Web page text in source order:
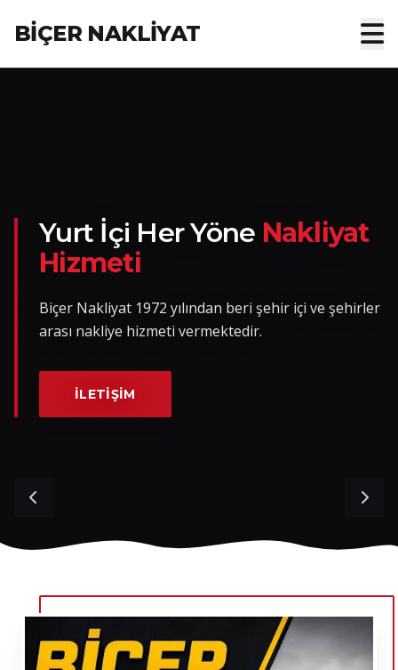
BİÇER NAKLİYAT
Nakliye Yük İlanları
Blog
İletişim
Yurt İçi Her Yöne Nakliyat
Hizmeti
Biçer Nakliyat 1972 yılından beri şehir içi ve şehirler
arası nakliye hizmeti vermektedir.
İLETIŞIM